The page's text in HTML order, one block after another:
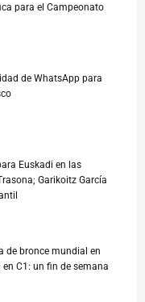
para el Campeonato
de WhatsApp para
Euskadi en las
Garikoitz García
de bronce mundial en
C1: un fin de semana